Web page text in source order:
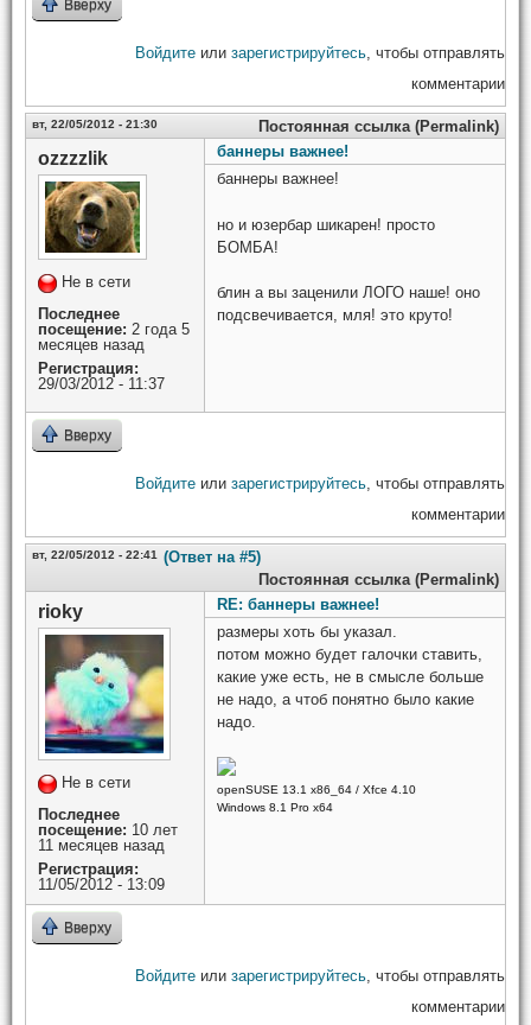
Вверху
Войдите или зарегистрируйтесь, чтобы отправлять
комментарии
вт, 22/05/2012 - 21:30 Постоянная ссылка (Permalink)
ozzzzlik
Не в сети
Последнее
посещение: 2 года 5
месяцев назад
Регистрация:
29/03/2012 - 11:37
баннеры важнее!
баннеры важнее!
но и юзербар шикарен! просто
БОМБА!
блин а вы заценили ЛОГО наше! оно
подсвечивается, мля! это круто!
Вверху
Войдите или зарегистрируйтесь, чтобы отправлять
комментарии
вт, 22/05/2012 - 22:41
(Ответ на #5)
Постоянная ссылка (Permalink)
rioky
Не в сети
Последнее
посещение: 10 лет
11 месяцев назад
Регистрация:
11/05/2012 - 13:09
RE: баннеры важнее!
размеры хоть бы указал.
потом можно будет галочки ставить,
какие уже есть, не в смысле больше
не надо, а чтоб понятно было какие
надо.
openSUSE 13.1 x86_64 / Xfce 4.10
Windows 8.1 Pro x64
Вверху
Войдите или зарегистрируйтесь, чтобы отправлять
комментарии